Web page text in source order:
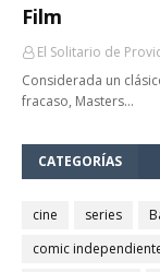
Film
El Solitario de
Considerada un
fracaso, Masters…
CATEGORÍAS
cine series
comic